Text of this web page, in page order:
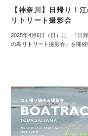
【神奈川】日帰り！
リトリート撮影会
2025年4月6日（日）に、『日
の島リトリート撮影会』を開催